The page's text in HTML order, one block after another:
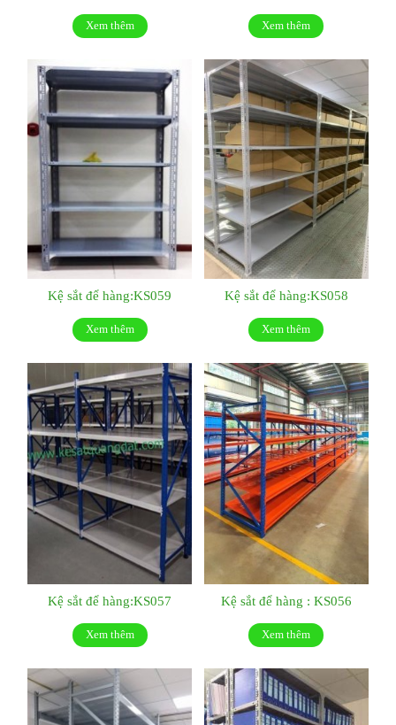
Xem thêm Xem thêm
Kệ sắt để hàng:KS059
Xem thêm
Kệ sắt để hàng:KS058
Xem thêm
Kệ sắt để hàng:KS057
Xem thêm
Kệ sắt để hàng : KS056
Xem thêm